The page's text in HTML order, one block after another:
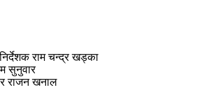
राम चन्द्र खड्का
सुनुवार
राजन खनाल